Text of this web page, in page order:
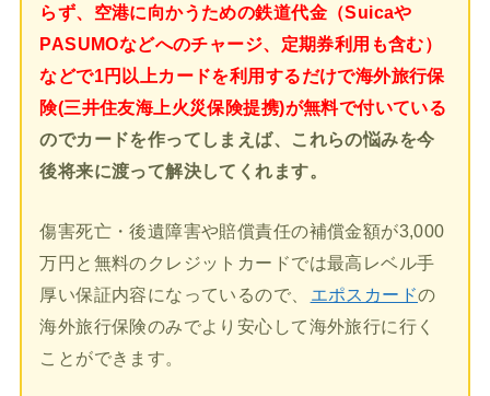
らず、空港に向かうための鉄道代金（Suicaや
PASUMOなどへのチャージ、定期券利用も含む）
などで1円以上カードを利用するだけで海外旅行保
険(三井住友海上火災保険提携)が無料で付いている
のでカードを作ってしまえば、これらの悩みを今
後将来に渡って解決してくれます。
傷害死亡・後遺障害や賠償責任の補償金額が3,000
万円と無料のクレジットカードでは最高レベル手
厚い保証内容になっているので、
エポスカードの
海外旅行保険のみでより安心して海外旅行に行く
ことができます。